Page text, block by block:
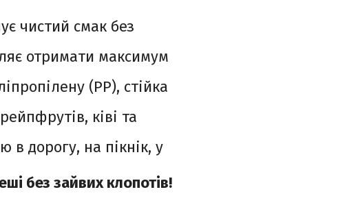
чистий смак без
отримати максимум
(PP), стійка
ківі та
в дорогу, на пікнік, у
без зайвих клопотів!